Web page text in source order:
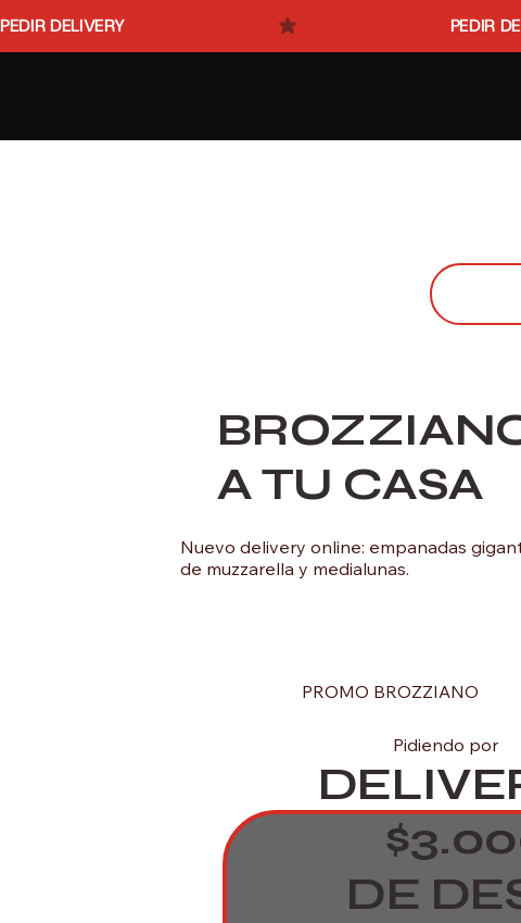
PEDIR DELIVERY
A TU CASA
Nuevo delivery online: empanadas
de muzzarella y medialunas.
PROMO BROZZIANO
Pidiendo por
DE